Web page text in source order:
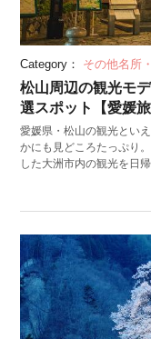
Category： その他名所
松山周辺の観光モ
選スポット【愛媛旅
愛媛県・松山の観光とい
かにも見どころたっぷり
した大洲市内の観光を日